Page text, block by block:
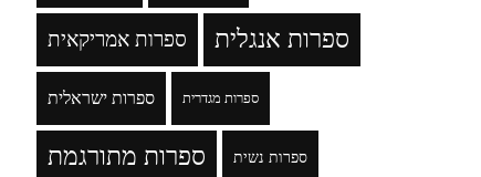
ספרות אמריקאית ספרות אנגלית
ספרות ישראלית ספרות מגדרית
ספרות מתורגמת ספרות נשית